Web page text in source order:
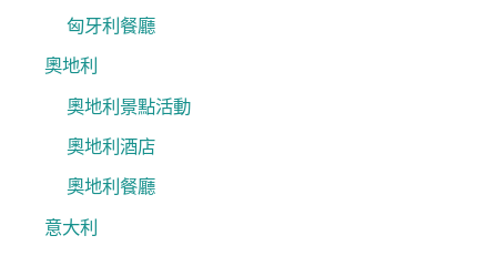
匈牙利餐廳
奧地利
奧地利景點活動
奧地利酒店
奧地利餐廳
意大利